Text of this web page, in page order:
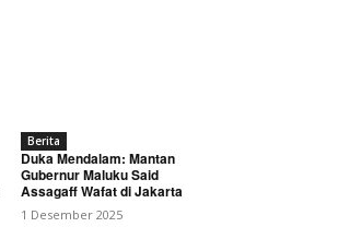
Berita
Duka Mendalam: Mantan
Gubernur Maluku Said
Assagaff Wafat di Jakarta
1 Desember 2025